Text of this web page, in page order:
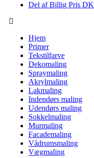
Del af Billig Pris DK
Hjem
Primer
Tekstilfarve
Dekomaling
Spraymaling
Akrylmaling
Lakmaling
Indendørs maling
Udendørs maling
Sokkelmaling
Murmaling
Facademaling
Vådrumsmaling
Vægmaling